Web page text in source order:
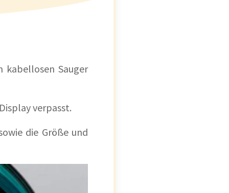
kabellosen Sauger
verpasst.
die Größe und